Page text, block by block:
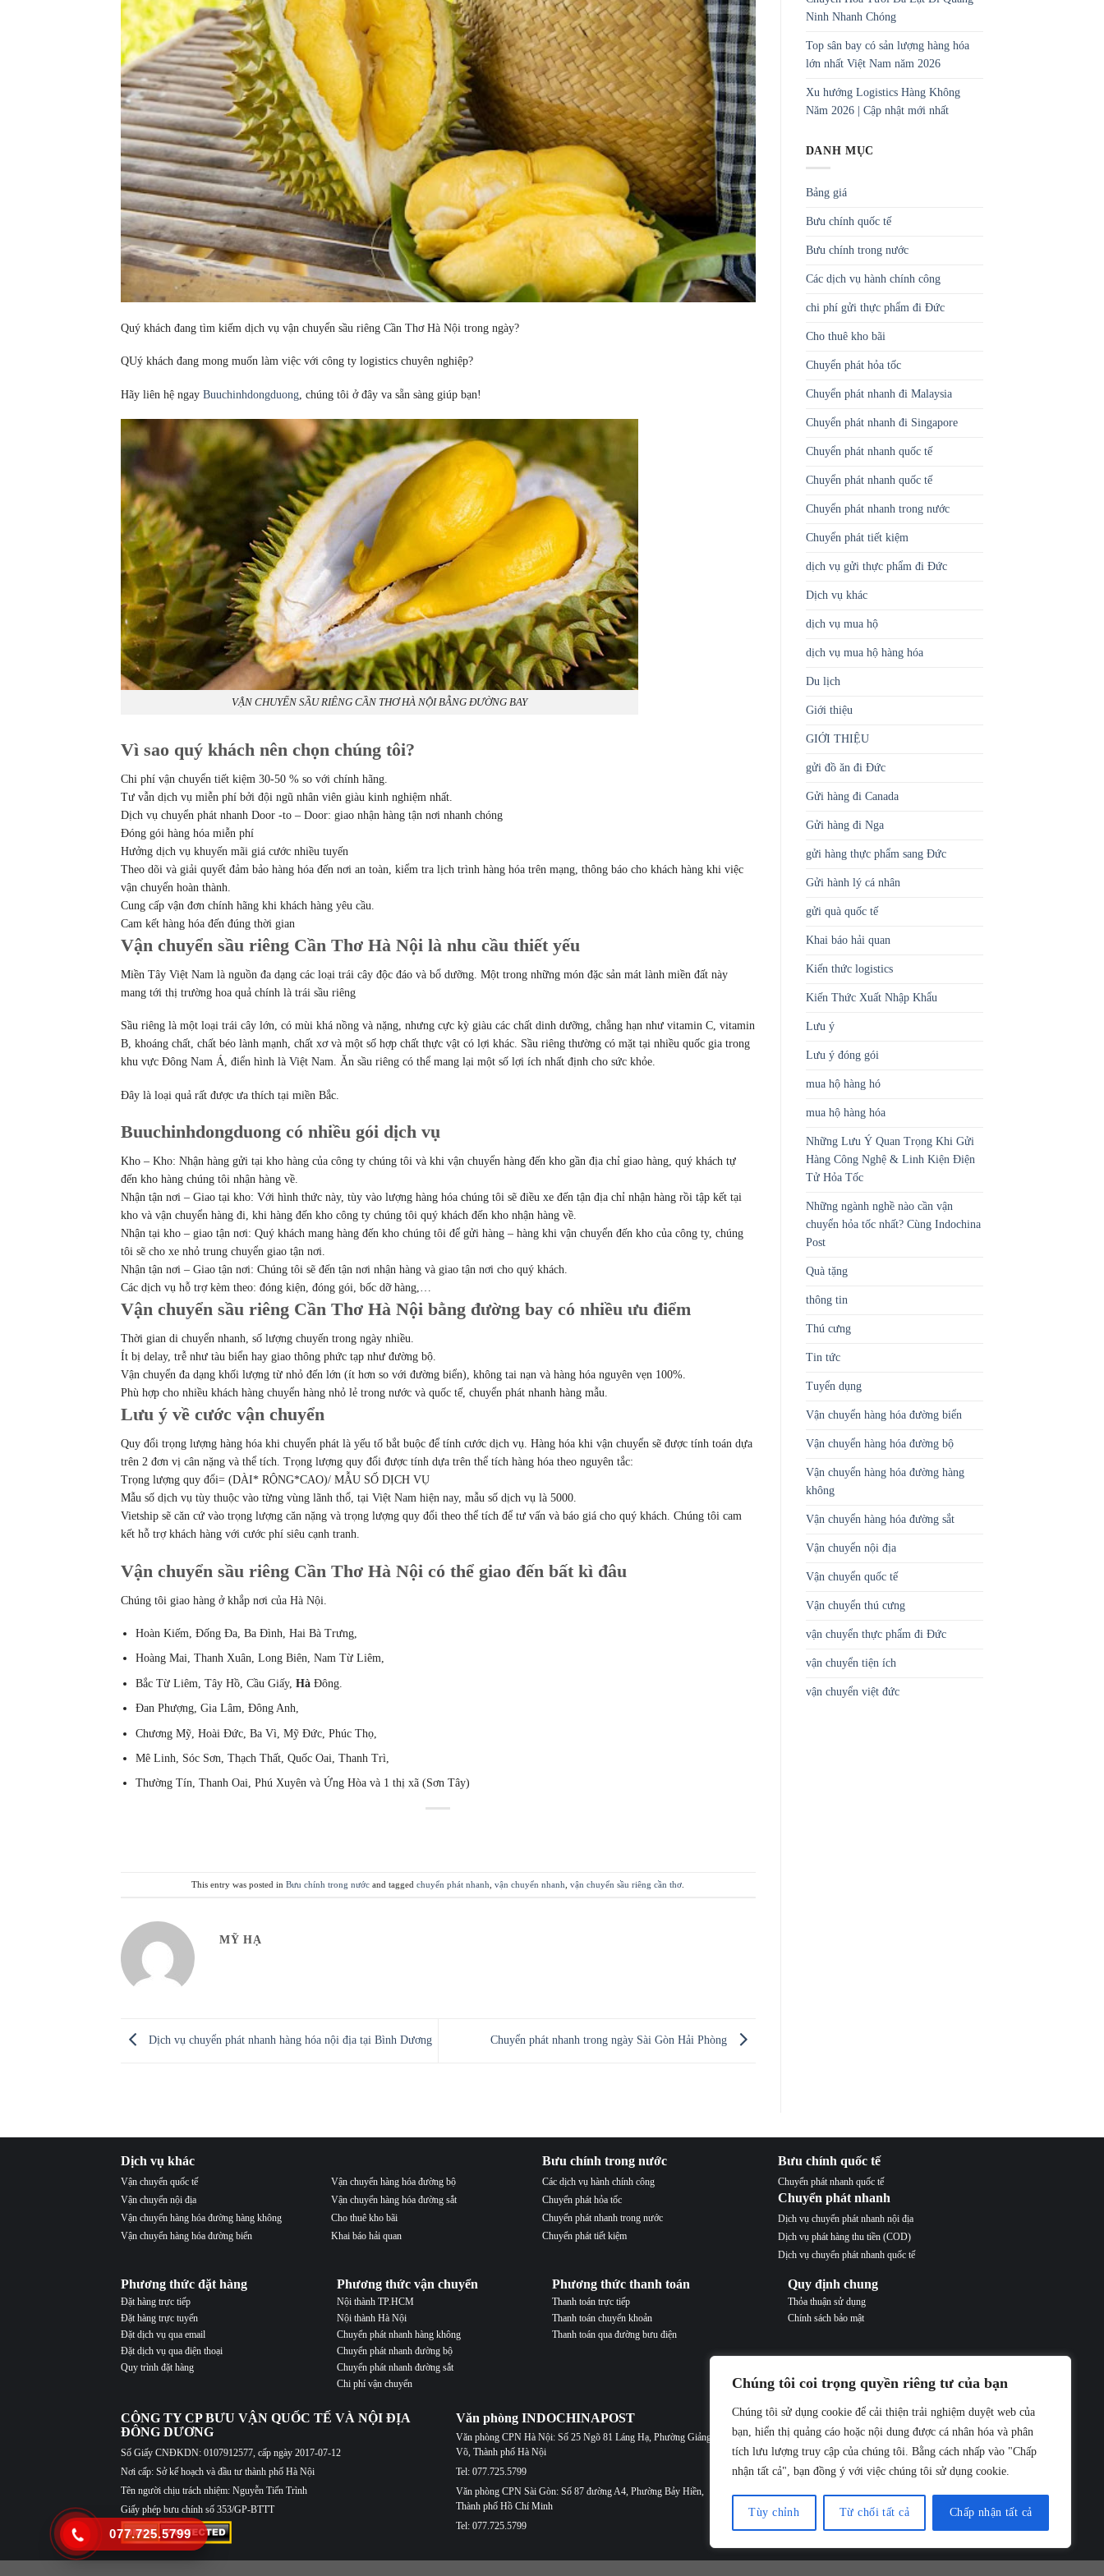
Chúng tôi coi trọng quyền riêng tư của bạn
Chúng tôi sử dụng cookie để cải thiện trải nghiệm duyệt web của
bạn, hiển thị quảng cáo hoặc nội dung được cá nhân hóa và phân
tích lưu lượng truy cập của chúng tôi. Bằng cách nhấp vào "Chấp
nhận tất cả", bạn đồng ý với việc chúng tôi sử dụng cookie.
Tùy chỉnh Từ chối tất cả Chấp nhận tất cả
Quý khách đang tìm kiếm dịch vụ vận chuyển sầu riêng Cần Thơ Hà Nội trong ngày?
QUý khách đang mong muốn làm việc với công ty logistics chuyên nghiệp?
Hãy liên hệ ngay Buuchinhdongduong , chúng tôi ở đây va sẵn sàng giúp bạn!
VẬN CHUYỂN SẦU RIÊNG CẦN THƠ HÀ NỘI BẰNG ĐƯỜNG BAY
Vì sao quý khách nên chọn chúng tôi?
Chi phí vận chuyển tiết kiệm 30-50 % so với chính hãng.
Tư vẫn dịch vụ miễn phí bởi đội ngũ nhân viên giàu kinh nghiệm nhất.
Dịch vụ chuyển phát nhanh Door -to – Door: giao nhận hàng tận nơi nhanh chóng
Đóng gói hàng hóa miễn phí
Hưởng dịch vụ khuyến mãi giá cước nhiều tuyến
Theo dõi và giải quyết đảm bảo hàng hóa đến nơi an toàn, kiểm tra lịch trình hàng hóa trên mạng, thông báo cho khách hàng khi việc
vận chuyển hoàn thành.
Cung cấp vận đơn chính hãng khi khách hàng yêu cầu.
Cam kết hàng hóa đến đúng thời gian
Vận chuyển sầu riêng Cần Thơ Hà Nội là nhu cầu thiết yếu
Miền Tây Việt Nam là nguồn đa dạng các loại trái cây độc đáo và bổ dưỡng. Một trong những món đặc sản mát lành miền đất này
mang tới thị trường hoa quả chính là trái sầu riêng
Sầu riêng là một loại trái cây lớn, có mùi khá nồng và nặng, nhưng cực kỳ giàu các chất dinh dưỡng, chẳng hạn như vitamin C, vitamin
B, khoáng chất, chất béo lành mạnh, chất xơ và một số hợp chất thực vật có lợi khác. Sầu riêng thường có mặt tại nhiều quốc gia trong
khu vực Đông Nam Á, điển hình là Việt Nam. Ăn sầu riêng có thể mang lại một số lợi ích nhất định cho sức khỏe.
Đây là loại quả rất được ưa thích tại miền Bắc.
Buuchinhdongduong có nhiều gói dịch vụ
Kho – Kho: Nhận hàng gửi tại kho hàng của công ty chúng tôi và khi vận chuyển hàng đến kho gần địa chỉ giao hàng, quý khách tự
đến kho hàng chúng tôi nhận hàng về.
Nhận tận nơi – Giao tại kho: Với hình thức này, tùy vào lượng hàng hóa chúng tôi sẽ điều xe đến tận địa chỉ nhận hàng rồi tập kết tại
kho và vận chuyển hàng đi, khi hàng đến kho công ty chúng tôi quý khách đến kho nhận hàng về.
Nhận tại kho – giao tận nơi: Quý khách mang hàng đến kho chúng tôi để gửi hàng – hàng khi vận chuyển đến kho của công ty, chúng
tôi sẽ cho xe nhỏ trung chuyển giao tận nơi.
Nhận tận nơi – Giao tận nơi: Chúng tôi sẽ đến tận nơi nhận hàng và giao tận nơi cho quý khách.
Các dịch vụ hỗ trợ kèm theo: đóng kiện, đóng gói, bốc dỡ hàng,…
Vận chuyển sầu riêng Cần Thơ Hà Nội bằng đường bay có nhiều ưu điểm
Thời gian di chuyển nhanh, số lượng chuyến trong ngày nhiều.
Ít bị delay, trễ như tàu biển hay giao thông phức tạp như đường bộ.
Vận chuyển đa dạng khối lượng từ nhỏ đến lớn (ít hơn so với đường biển), không tai nạn và hàng hóa nguyên vẹn 100%.
Phù hợp cho nhiều khách hàng chuyển hàng nhỏ lẻ trong nước và quốc tế, chuyển phát nhanh hàng mẫu.
Lưu ý về cước vận chuyển
Quy đổi trọng lượng hàng hóa khi chuyển phát là yếu tố bắt buộc để tính cước dịch vụ. Hàng hóa khi vận chuyển sẽ được tính toán dựa
trên 2 đơn vị cân nặng và thể tích. Trọng lượng quy đổi được tính dựa trên thể tích hàng hóa theo nguyên tắc:
Trọng lượng quy đổi= (DÀI* RỘNG*CAO)/ MẪU SỐ DỊCH VỤ
Mẫu số dịch vụ tùy thuộc vào từng vùng lãnh thổ, tại Việt Nam hiện nay, mẫu số dịch vụ là 5000.
Vietship sẽ căn cứ vào trọng lượng căn nặng và trọng lượng quy đổi theo thể tích để tư vấn và báo giá cho quý khách. Chúng tôi cam
kết hỗ trợ khách hàng với cước phí siêu cạnh tranh.
Vận chuyển sầu riêng Cần Thơ Hà Nội có thể giao đến bất kì đâu
Chúng tôi giao hàng ở khắp nơi của Hà Nội.
Hoàn Kiếm, Đống Đa, Ba Đình, Hai Bà Trưng,
Hoàng Mai, Thanh Xuân, Long Biên, Nam Từ Liêm,
Bắc Từ Liêm, Tây Hồ, Cầu Giấy,Hà Đông.
Đan Phượng, Gia Lâm, Đông Anh,
Chương Mỹ, Hoài Đức, Ba Vì, Mỹ Đức, Phúc Thọ,
Mê Linh, Sóc Sơn, Thạch Thất, Quốc Oai, Thanh Trì,
Thường Tín, Thanh Oai, Phú Xuyên và Ứng Hòa và 1 thị xã (Sơn Tây)
This entry was posted inBưu chính trong nước and taggedchuyển phát nhanh ,vận chuyển nhanh ,vận chuyển sầu riêng cần thơ
MỸ HẠ
Dịch vụ chuyển phát nhanh hàng hóa nội địa tại Bình Dương Chuyển phát nhanh trong ngày Sài Gòn Hải Phòng
Ninh Nhanh Chóng
Top sân bay có sản lượng hàng hóa
lớn nhất Việt Nam năm 2026
Xu hướng Logistics Hàng Không
Năm 2026 | Cập nhật mới nhất
DANH MỤC
Bảng giá
Bưu chính quốc tế
Bưu chính trong nước
Các dịch vụ hành chính công
chi phí gửi thực phẩm đi Đức
Cho thuê kho bãi
Chuyển phát hỏa tốc
Chuyển phát nhanh đi Malaysia
Chuyển phát nhanh đi Singapore
Chuyển phát nhanh quốc tế
Chuyển phát nhanh quốc tế
Chuyển phát nhanh trong nước
Chuyển phát tiết kiệm
dịch vụ gửi thực phẩm đi Đức
Dịch vụ khác
dịch vụ mua hộ
dịch vụ mua hộ hàng hóa
Du lịch
Giới thiệu
GIỚI THIỆU
gửi đồ ăn đi Đức
Gửi hàng đi Canada
Gửi hàng đi Nga
gửi hàng thực phẩm sang Đức
Gửi hành lý cá nhân
gửi quà quốc tế
Khai báo hải quan
Kiến thức logistics
Kiến Thức Xuất Nhập Khẩu
Lưu ý
Lưu ý đóng gói
mua hộ hàng hó
mua hộ hàng hóa
Những Lưu Ý Quan Trọng Khi Gửi
Hàng Công Nghệ & Linh Kiện Điện
Tử Hỏa Tốc
Những ngành nghề nào cần vận
chuyển hỏa tốc nhất? Cùng Indochina
Post
Quà tặng
thông tin
Thú cưng
Tin tức
Tuyển dụng
Vận chuyển hàng hóa đường biển
Vận chuyển hàng hóa đường bộ
Vận chuyển hàng hóa đường hàng
không
Vận chuyển hàng hóa đường sắt
Vận chuyển nội địa
Vận chuyển quốc tế
Vận chuyển thú cưng
vận chuyển thực phẩm đi Đức
vận chuyển tiện ích
vận chuyển việt đức
Dịch vụ khác
Vận chuyển quốc tế
Vận chuyển nội địa
Vận chuyển hàng hóa đường hàng không
Vận chuyển hàng hóa đường biển
Vận chuyển hàng hóa đường bộ
Vận chuyển hàng hóa đường sắt
Cho thuê kho bãi
Khai báo hải quan
Bưu chính trong nước
Các dịch vụ hành chính công
Chuyển phát hỏa tốc
Chuyển phát nhanh trong nước
Chuyển phát tiết kiệm
Bưu chính quốc tế
Chuyển phát nhanh quốc tế
Chuyển phát nhanh
Dịch vụ chuyển phát nhanh nội địa
Dịch vụ phát hàng thu tiền (COD)
Dịch vụ chuyển phát nhanh quốc tế
Phương thức đặt hàng
Đặt hàng trực tiếp
Đặt hàng trực tuyến
Đặt dịch vụ qua email
Đặt dịch vụ qua điện thoại
Quy trình đặt hàng
Phương thức vận chuyển
Nội thành TP.HCM
Nội thành Hà Nội
Chuyển phát nhanh hàng không
Chuyển phát nhanh đường bộ
Chuyển phát nhanh đường sắt
Chi phí vận chuyển
Phương thức thanh toán
Thanh toán trực tiếp
Thanh toán chuyển khoản
Thanh toán qua đường bưu điện
Quy định chung
Thỏa thuận sử dụng
Chính sách bảo mật
CÔNG TY CP BƯU VẬN QUỐC TẾ VÀ NỘI ĐỊA
ĐÔNG DƯƠNG
Số Giấy CNĐKDN: 0107912577, cấp ngày 2017-07-12
Nơi cấp: Sở kế hoạch và đầu tư thành phố Hà Nội
Tên người chịu trách nhiệm: Nguyễn Tiến Trình
Giấy phép bưu chính số 353/GP-BTTT
Văn phòng INDOCHINAPOST
Văn phòng CPN Hà Nội: Số 25 Ngõ 81 Láng Hạ, Phường Giảng
Võ, Thành phố Hà Nội
Tel: 077.725.5799
Văn phòng CPN Sài Gòn: Số 87 đường A4, Phường Bảy Hiền,
Thành phố Hồ Chí Minh
Tel: 077.725.5799
Hỗ trợ trực tuyến
Hỗ trợ Hà Nội: contact@buuchinhdongduong.com
Hỗ trợ HCM: contact@buuchinhdongduong.com
Hình thức thanh toán
Thanh toán online qua thẻ Ngân Hàng
Thanh toán tại Văn Phòng
077.725.5799